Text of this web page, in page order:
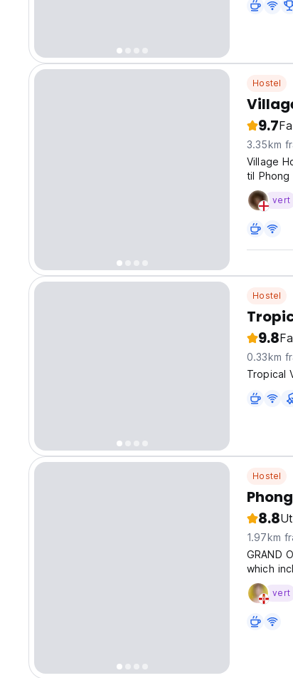
Hostel
9.7
3.35km
Village
til Phong
vert
Hostel
9.8
0.33km
Tropical
Hostel
8.8
1.97km
GRAND
which
ensure
vert